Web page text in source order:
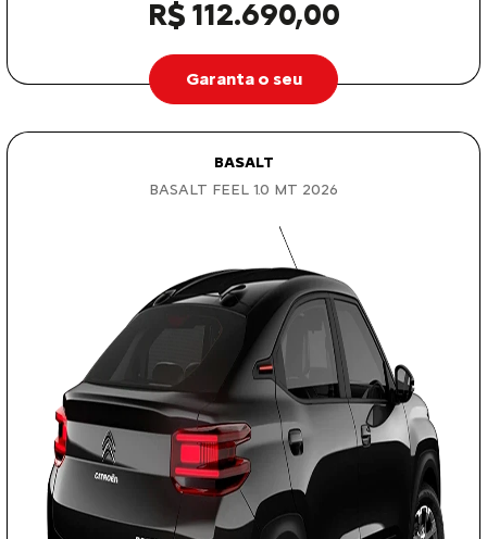
R$ 112.690,00
Garanta o seu
BASALT
BASALT FEEL 1.0 MT 2026